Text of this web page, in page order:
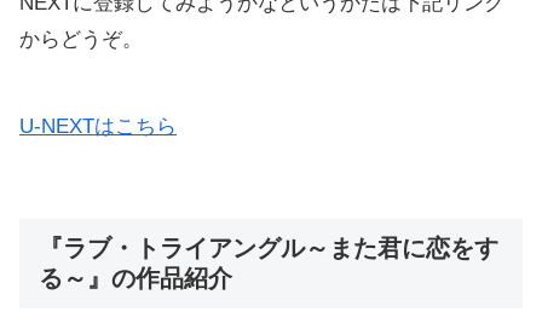
からどうぞ。
U-NEXTはこちら
『ラブ・トライアングル～また君に恋をす
る～』の作品紹介